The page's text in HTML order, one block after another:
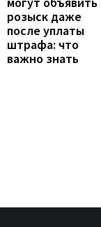
розыск даже
после уплаты
штрафа: что
важно знать